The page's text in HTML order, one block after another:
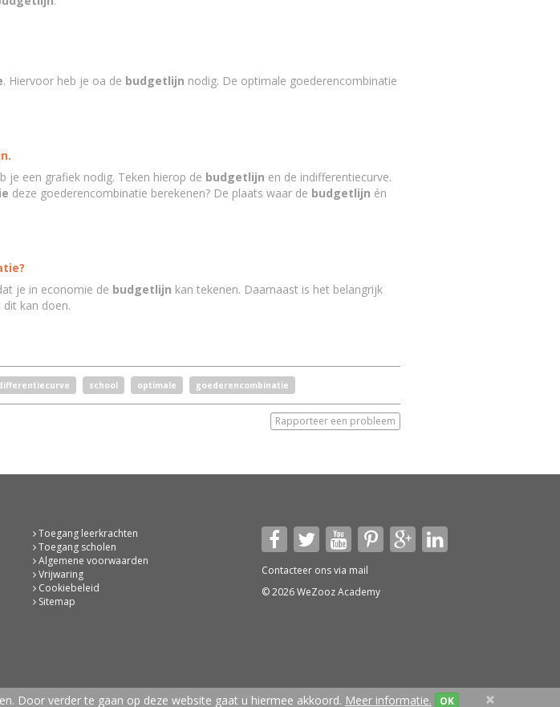
. Hiervoor heb je oa de budgetlijn nodig. De optimale goederencombinatie
je een grafiek nodig. Teken hierop de budgetlijn en de indifferentiecurve.
deze goederencombinatie berekenen? De plaats waar de budgetlijn én
je in economie de budgetlijn kan tekenen. Daarnaast is het belangrijk
kan doen.
school optimale goederencombinatie
Rapporteer een probleem
Toegang leerkrachten
Toegang scholen
Algemene voorwaarden
Vrijwaring
Cookiebeleid
Sitemap
Contacteer ons via mail
© 2026 WeZooz Academy
×
Door verder te gaan op deze website gaat u hiermee akkoord. Meer informatie. OK